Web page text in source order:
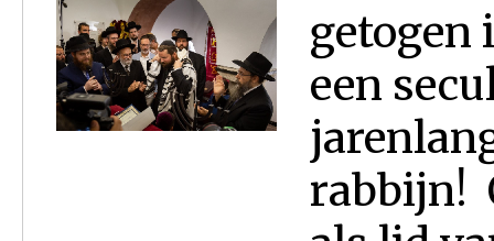
getogen
een
rabbijn!